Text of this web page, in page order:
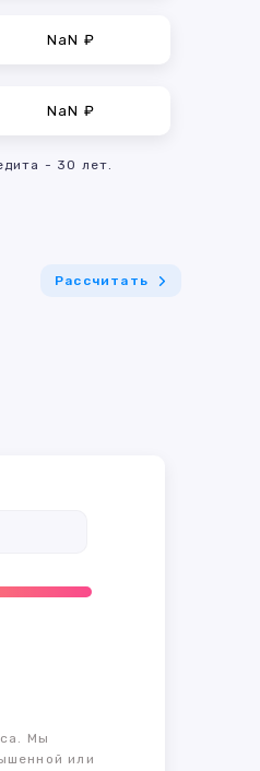
NaN ₽
NaN ₽
- 30 лет.
Рассчитать
Мы
или